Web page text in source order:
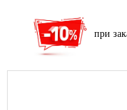
при